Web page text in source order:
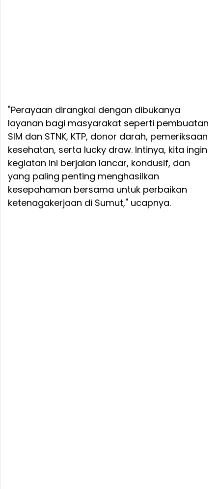
"Perayaan dirangkai dengan dibukanya
layanan bagi masyarakat seperti pembuatan
SIM dan STNK, KTP, donor darah, pemeriksaan
kesehatan, serta lucky draw. Intinya, kita ingin
kegiatan ini berjalan lancar, kondusif, dan
yang paling penting menghasilkan
kesepahaman bersama untuk perbaikan
ketenagakerjaan di Sumut," ucapnya.